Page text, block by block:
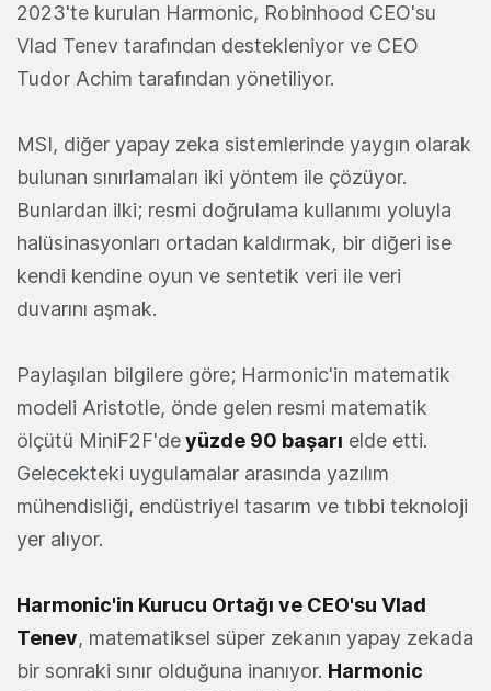
2023'te kurulan Harmonic, Robinhood CEO'su
Vlad Tenev tarafından destekleniyor ve CEO
Tudor Achim tarafından yönetiliyor.
MSI, diğer yapay zeka sistemlerinde yaygın olarak
bulunan sınırlamaları iki yöntem ile çözüyor.
Bunlardan ilki; resmi doğrulama kullanımı yoluyla
halüsinasyonları ortadan kaldırmak, bir diğeri ise
kendi kendine oyun ve sentetik veri ile veri
duvarını aşmak.
Paylaşılan bilgilere göre; Harmonic'in matematik
modeli Aristotle, önde gelen resmi matematik
ölçütü MiniF2F'deyüzde 90 başarı elde etti.
Gelecekteki uygulamalar arasında yazılım
mühendisliği, endüstriyel tasarım ve tıbbi teknoloji
yer alıyor.
Harmonic'in Kurucu Ortağı ve CEO'su Vlad
Tenev, matematiksel süper zekanın yapay zekada
bir sonraki sınır olduğuna inanıyor. Harmonic